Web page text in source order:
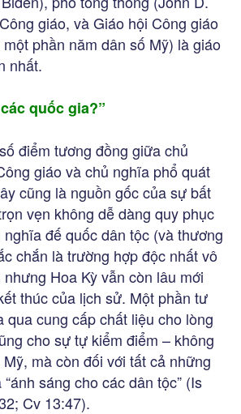
giáo, và Giáo hội Công giáo
phần năm dân số Mỹ) là giáo
nhất.
quốc gia?”
điểm tương đồng giữa chủ
giáo và chủ nghĩa phổ quát
cũng là nguồn gốc của sự bất
vẹn không dễ dàng quy phục
đế quốc dân tộc (và thương
chắn là trường hợp độc nhất vô
Hoa Kỳ vẫn còn lâu mới
thúc của lịch sử. Một phần tư
qua cung cấp chất liệu cho lòng
cho sự tự kiểm điểm – không
mà còn đối với tất cả những
sáng cho các dân tộc” (Is
Cv 13:47).